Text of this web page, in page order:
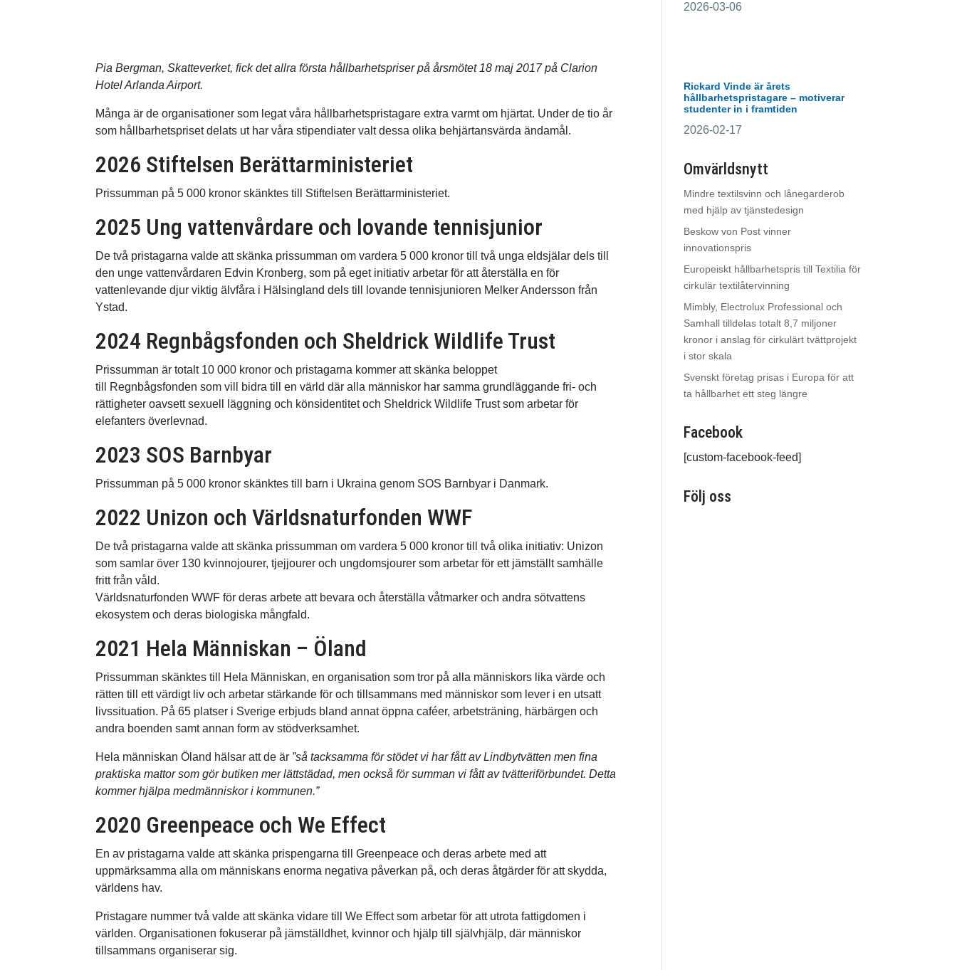
Pia Bergman, Skatteverket, fick det allra första hållbarhetspriser på årsmötet 18 maj 2017 på Clarion
Hotel Arlanda Airport.
Många är de organisationer som legat våra hållbarhetspristagare extra varmt om hjärtat. Under de tio år
som hållbarhetspriset delats ut har våra stipendiater valt dessa olika behjärtansvärda ändamål.
2026 Stiftelsen Berättarministeriet
Prissumman på 5 000 kronor skänktes till Stiftelsen Berättarministeriet.
2025 Ung vattenvårdare och lovande tennisjunior
De två pristagarna valde att skänka prissumman om vardera 5 000 kronor till två unga eldsjälar dels till
den unge vattenvårdaren Edvin Kronberg, som på eget initiativ arbetar för att återställa en för
vattenlevande djur viktig älvfåra i Hälsingland dels till lovande tennisjunioren Melker Andersson från
Ystad.
2024 Regnbågsfonden och Sheldrick Wildlife Trust
Prissumman är totalt 10 000 kronor och pristagarna kommer att skänka beloppet
till Regnbågsfonden som vill bidra till en värld där alla människor har samma grundläggande fri- och
rättigheter oavsett sexuell läggning och könsidentitet och Sheldrick Wildlife Trust som arbetar för
elefanters överlevnad.
2023 SOS Barnbyar
Prissumman på 5 000 kronor skänktes till barn i Ukraina genom SOS Barnbyar i Danmark.
2022 Unizon och Världsnaturfonden WWF
De två pristagarna valde att skänka prissumman om vardera 5 000 kronor till två olika initiativ: Unizon
som samlar över 130 kvinnojourer, tjejjourer och ungdomsjourer som arbetar för ett jämställt samhälle
fritt från våld.
Världsnaturfonden WWF för deras arbete att bevara och återställa våtmarker och andra sötvattens
ekosystem och deras biologiska mångfald.
2021 Hela Människan – Öland
Prissumman skänktes till Hela Människan, en organisation som tror på alla människors lika värde och
rätten till ett värdigt liv och arbetar stärkande för och tillsammans med människor som lever i en utsatt
livssituation. På 65 platser i Sverige erbjuds bland annat öppna caféer, arbetsträning, härbärgen och
andra boenden samt annan form av stödverksamhet.
Hela människan Öland hälsar att de är ”så tacksamma för stödet vi har fått av Lindbytvätten men fina
praktiska mattor som gör butiken mer lättstädad, men också för summan vi fått av tvätteriförbundet. Detta
kommer hjälpa medmänniskor i kommunen.”
2020 Greenpeace och We Effect
En av pristagarna valde att skänka prispengarna till Greenpeace och deras arbete med att
uppmärksamma alla om människans enorma negativa påverkan på, och deras åtgärder för att skydda,
världens hav.
Pristagare nummer två valde att skänka vidare till We Effect som arbetar för att utrota fattigdomen i
världen. Organisationen fokuserar på jämställdhet, kvinnor och hjälp till självhjälp, där människor
tillsammans organiserar sig.
2026-03-06
Rickard Vinde är årets
hållbarhetspristagare – motiverar
studenter in i framtiden
2026-02-17
Omvärldsnytt
Mindre textilsvinn och lånegarderob
med hjälp av tjänstedesign
Beskow von Post vinner
innovationspris
Europeiskt hållbarhetspris till Textilia för
cirkulär textilåtervinning
Mimbly, Electrolux Professional och
Samhall tilldelas totalt 8,7 miljoner
kronor i anslag för cirkulärt tvättprojekt
i stor skala
Svenskt företag prisas i Europa för att
ta hållbarhet ett steg längre
Facebook
[custom-facebook-feed]
Följ oss